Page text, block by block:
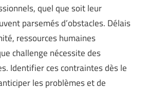
quel que soit leur
parsemés d’obstacles. Délais
ressources humaines
challenge nécessite des
Identifier ces contraintes dès le
les problèmes et de